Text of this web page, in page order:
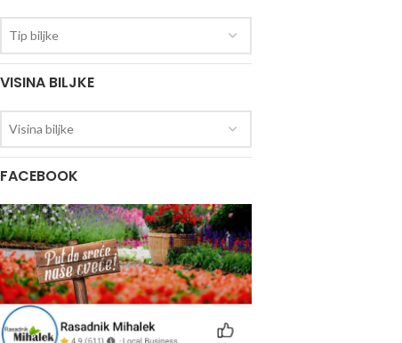
Tip biljke
VISINA BILJKE
Visina biljke
FACEBOOK